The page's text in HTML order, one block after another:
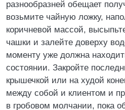
разнообразней обещает
возьмите чайную ложку,
коричневой массой,
чашки и залейте доверху
моменту уже должна
состоянии. Закройте
крышечкой или на худой
между собой и клиентом и
в гробовом молчании, пока